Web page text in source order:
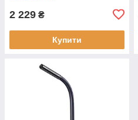
2 229 ₴
Купити